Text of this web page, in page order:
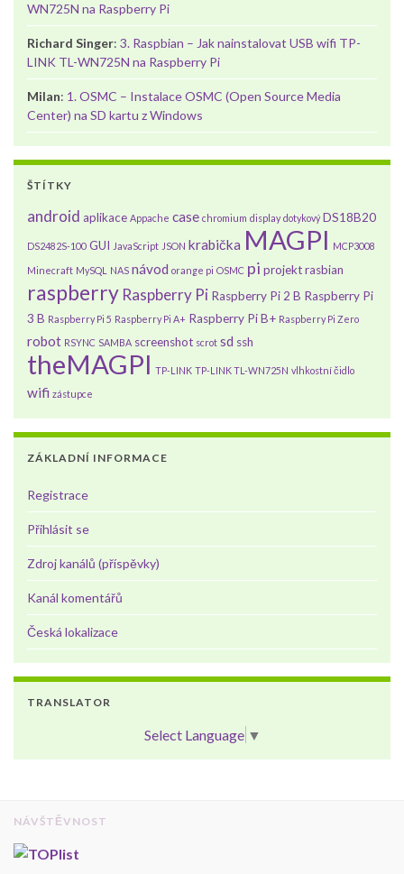
WN725N na Raspberry Pi
Richard Singer: 3. Raspbian – Jak nainstalovat USB wifi TP-
LINK TL-WN725N na Raspberry Pi
Milan: 1. OSMC – Instalace OSMC (Open Source Media
Center) na SD kartu z Windows
ŠTÍTKY
android aplikace Appache case chromium display dotykový DS18B20
DS2482S-100 GUI JavaScript JSON krabička MAGPI MCP3008
Minecraft MySQL NAS návod orange pi OSMC pi projektrasbian
raspberry Raspberry Pi Raspberry Pi 2 B Raspberry Pi
3 B Raspberry Pi 5 Raspberry Pi A+ Raspberry Pi B+ Raspberry Pi Zero
robot RSYNC SAMBA screenshot scrot sd ssh
theMAGPI TP-LINK TP-LINK TL-WN725N vlhkostní čidlo
wifi zástupce
ZÁKLADNÍ INFORMACE
Registrace
Přihlásit se
Zdroj kanálů (příspěvky)
Kanál komentářů
Česká lokalizace
TRANSLATOR
Select Language ▼
NÁVŠTĚVNOST